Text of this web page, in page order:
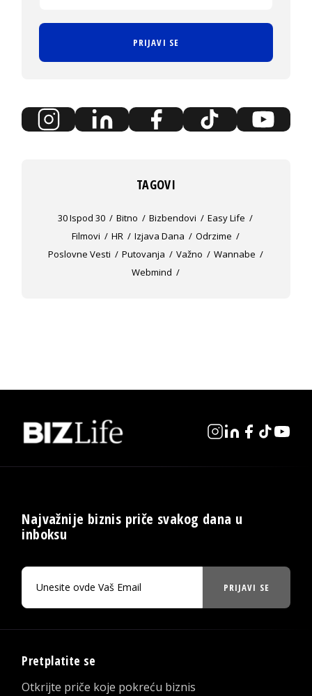
PRIJAVI SE
TAGOVI
30 Ispod 30 Bitno Bizbendovi
Easy Life
Filmovi
HR Izjava Dana
Odrzime
Poslovne Vesti
Putovanja Važno
Wannabe
Webmind
Najvažnije biznis priče svakog dana u
inboksu
PRIJAVI SE
Pretplatite se
Otkrijte priče koje pokreću biznis